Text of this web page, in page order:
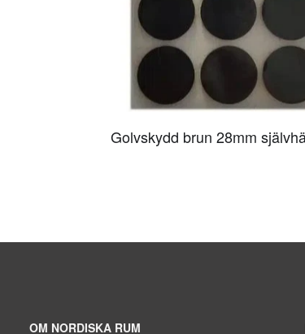
OM NORDISKA RUM